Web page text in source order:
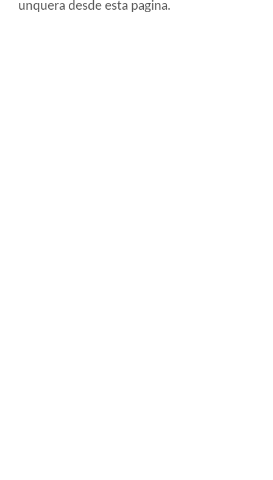
unquera desde esta pagina.